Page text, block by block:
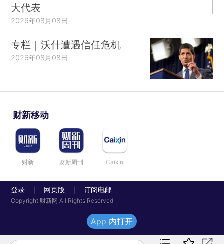
大代表
2026年08月08日
专栏｜沃什遭遇信任危机
2026年08月08日
财新移动
财新 财新周刊 Caixin
登录 网页版 订阅电邮
Copyright 财新网 All Rights Reserved
App 内打开